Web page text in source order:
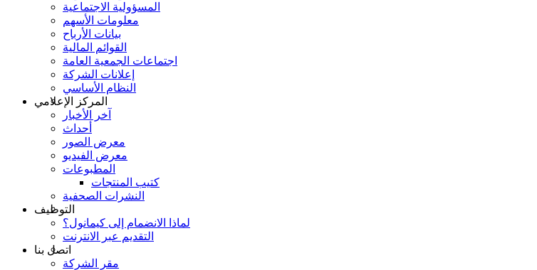
المسؤولية الاجتماعية
معلومات الأسهم
بيانات الأرباح
القوائم المالية
اجتماعات الجمعية العامة
إعلانات الشركة
النظام الأساسي
المركز الإعلامي
آخر الأخبار
أحداث
معرض الصور
معرض الفيديو
المطبوعات
كتيب المنتجات
النشرات الصحفية
التوظيف
لماذا الانضمام إلى كيمانول؟
التقديم عبر الانترنت
اتصل بنا
مقر الشركة